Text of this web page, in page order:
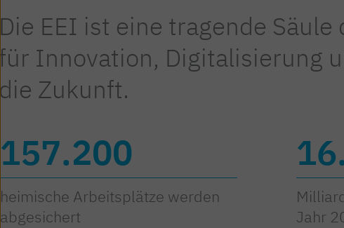
EEI ist eine tragende
Innovation, Digitalisierung
Zukunft.
heimische Arbeits­plätze werden
abgesichert
157.200
Jahr